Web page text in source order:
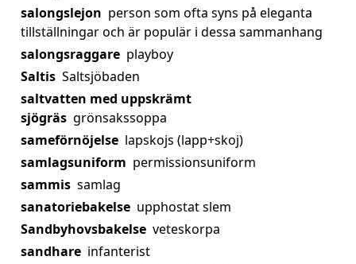
salongslejon person som ofta syns på eleganta
tillställningar och är populär i dessa sammanhang
salongsraggare playboy
Saltis Saltsjöbaden
saltvatten med uppskrämt
sjögräs grönsakssoppa
sameförnöjelse lapskojs (lapp+skoj)
samlagsuniform permissionsuniform
sammis samlag
sanatoriebakelse upphostat slem
Sandbyhovsbakelse veteskorpa
sandhare infanterist